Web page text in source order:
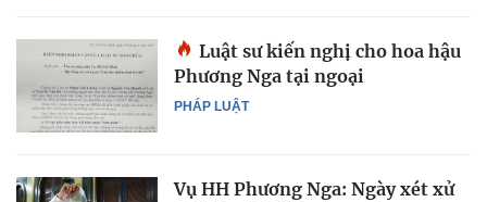
PHÁP LUẬT
Luật sư kiến nghị cho hoa hậu
Phương Nga tại ngoại
Vụ HH Phương Nga: Ngày xét xử